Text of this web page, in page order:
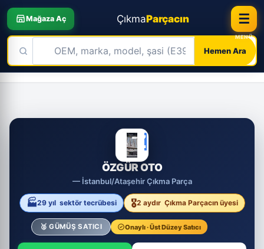
Mağaza Aç ÇıkmaParçacın
Hemen Ara
☰
Skip
ÖZ
ÖZGÜR OTO
— İstanbul/Ataşehir Çıkma Parça
🏭29 yıl sektör tecrübesi 🎖️2 aydır Çıkma Parçacın üyesi
Onaylı · Üst Düzey Satıcı
🥈 GÜMÜŞ SATICI